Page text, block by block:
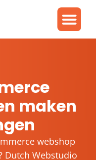
maken
webshop
Dutch Webstudio